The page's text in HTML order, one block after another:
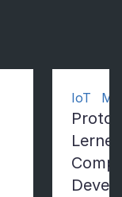
IoT